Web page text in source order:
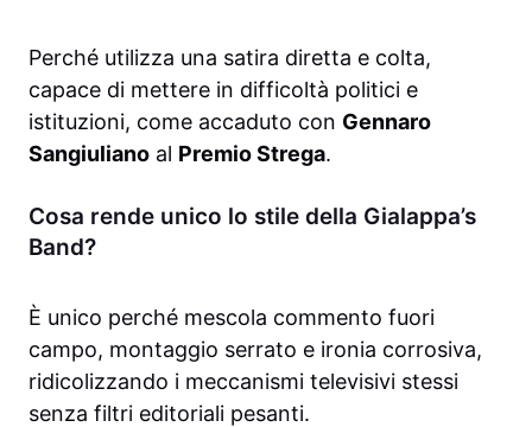
Perché utilizza una satira diretta e colta,
capace di mettere in difficoltà politici e
istituzioni, come accaduto con Gennaro
Sangiuliano al Premio Strega.
Cosa rende unico lo stile della Gialappa’s
Band?
È unico perché mescola commento fuori
campo, montaggio serrato e ironia corrosiva,
ridicolizzando i meccanismi televisivi stessi
senza filtri editoriali pesanti.